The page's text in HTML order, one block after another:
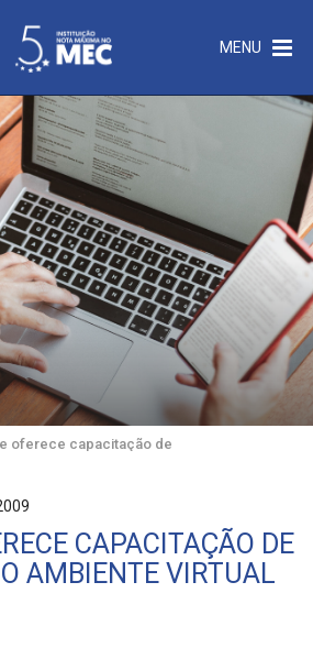
MENU
oferece capacitação de docentes no
CAPACITAÇÃO DE
AMBIENTE VIRTUAL